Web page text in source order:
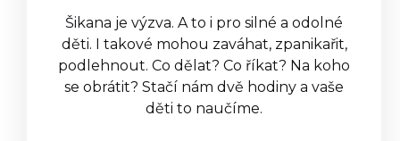
Šikana je výzva. A to i pro silné a odolné
děti. I takové mohou zaváhat, zpanikařit,
podlehnout. Co dělat? Co říkat? Na koho
se obrátit? Stačí nám dvě hodiny a vaše
děti to naučíme.